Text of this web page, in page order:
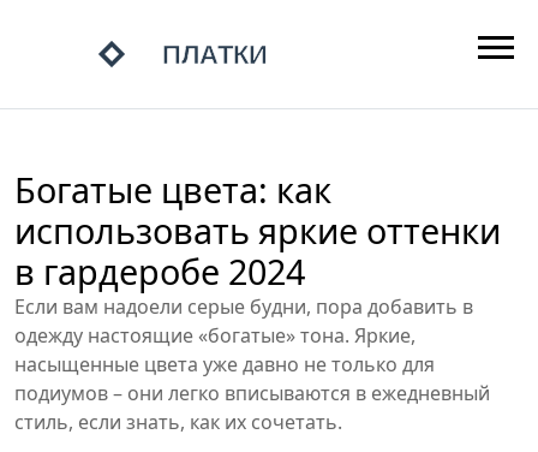
Богатые цвета: как
использовать яркие оттенки
в гардеробе 2024
Если вам надоели серые будни, пора добавить в
одежду настоящие «богатые» тона. Яркие,
насыщенные цвета уже давно не только для
подиумов – они легко вписываются в ежедневный
стиль, если знать, как их сочетать.